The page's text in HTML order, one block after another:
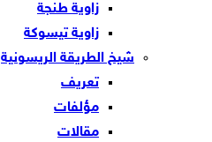
زاوية طنجة
زاوية تيسوكة
شيخ الطريقة الريسونية
تعريف
مؤلفات
مقالات